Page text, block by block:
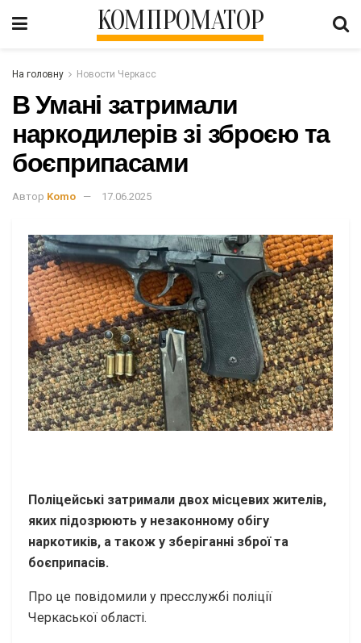
КОМПРОМАТОР
На головну Новости Черкасс
В Умані затримали
наркодилерів зі зброєю та
боєприпасами
Автор Komo 17.06.2025
Поліцейські затримали двох місцевих жителів,
яких підозрюють у незаконному обігу
наркотиків, а також у зберіганні зброї та
боєприпасів.
Про це повідомили у пресслужбі поліції
Черкаської області.